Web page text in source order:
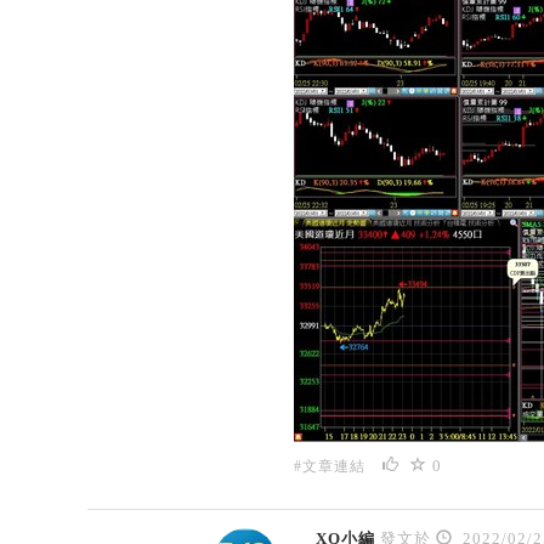
#文章連結 0
XQ小編 發文於 2022/02/